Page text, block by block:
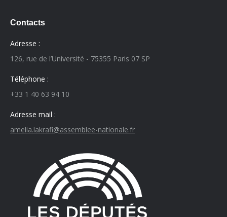
Contacts
Adresse :
126, rue de l’Université - 75355 Paris 07 SP
Téléphone :
+33 1 40 63 94 10
Adresse mail :
amelia.lakrafi@assemblee-nationale.fr